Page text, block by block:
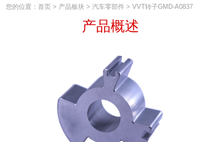
中 / En
您的位置：首页 > 产品板块 > 汽车零部件 > VVT转子GMD-A0837
产品概述